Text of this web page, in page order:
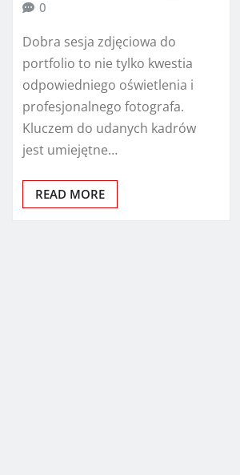
0
Dobra sesja zdjęciowa do
portfolio to nie tylko kwestia
odpowiedniego oświetlenia i
profesjonalnego fotografa.
Kluczem do udanych kadrów
jest umiejętne…
READ MORE